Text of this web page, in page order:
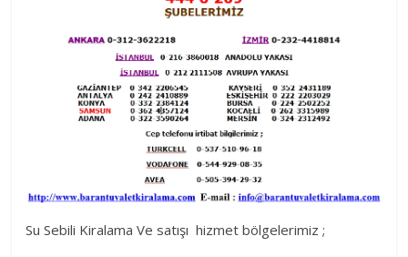
Su Sebili Kiralama Ve satışı hizmet bölgelerimiz ;